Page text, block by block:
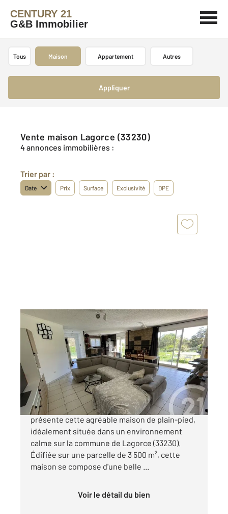
CENTURY 21
G&B Immobilier
Tous Maison Appartement Autres
Appliquer
Vente maison Lagorce (33230)
4 annonces immobilières :
Trier par :
Date Prix Surface Exclusivité DPE
LAGORCE 33
102,57 m
2, 5 pièces
Ref : 13252
Maison à vendre
204 000 €
Votre agence Century21 G&B Immobilier vous
présente cette agréable maison de plain-pied,
idéalement située dans un environnement
calme sur la commune de Lagorce (33230).
Édifiée sur une parcelle de 3 500 m², cette
maison se compose d'une belle ...
Voir le détail du bien